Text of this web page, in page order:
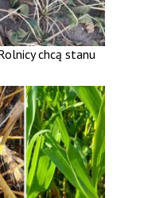
chcą stanu